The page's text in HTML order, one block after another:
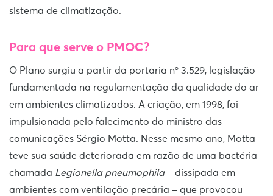
sistema de climatização.
Para que serve o PMOC?
O Plano surgiu a partir da portaria nº 3.529, legislação
fundamentada na regulamentação da qualidade do ar
em ambientes climatizados. A criação, em 1998, foi
impulsionada pelo falecimento do ministro das
comunicações Sérgio Motta. Nesse mesmo ano, Motta
teve sua saúde deteriorada em razão de uma bactéria
chamada Legionella pneumophila– dissipada em
ambientes com ventilação precária – que provocou